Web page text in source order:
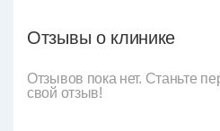
Отзывы о клинике
Отзывов пока нет. Станьте
свой отзыв!